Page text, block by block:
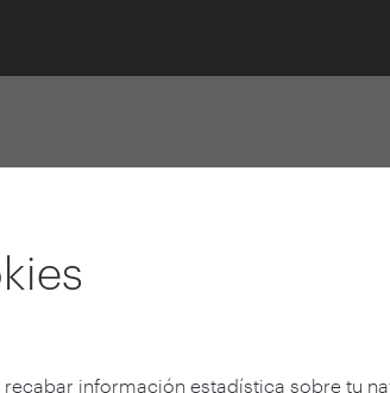
información estadística sobre tu